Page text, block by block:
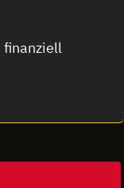
finanziell